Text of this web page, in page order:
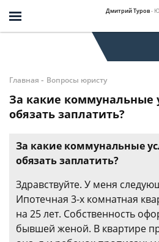
Дмитрий Туров-
Главная - Вопросы юристу
За какие коммунальные
обязать заплатить?
За какие коммунальные
обязать заплатить?
Здравствуйте. У меня
Ипотечная 3-х комнатная
на 25 лет. Собственность
бывшей женой. В квартире